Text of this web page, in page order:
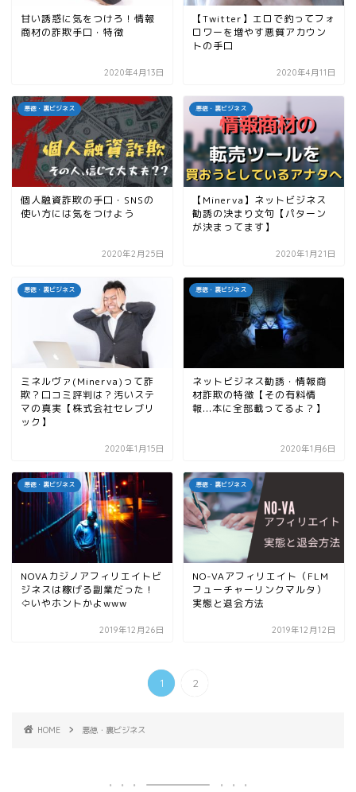
甘い誘惑に気をつけろ！情報
商材の詐欺手口・特徴
2020年4月13日
【Twitter】エロで釣ってフォ
ロワーを増やす悪質アカウン
トの手口
2020年4月11日
悪徳・裏ビジネス
個人融資詐欺の手口・SNSの
使い方には気をつけよう
2020年2月25日
悪徳・裏ビジネス
【Minerva】ネットビジネス
勧誘の決まり文句【パターン
が決まってます】
2020年1月21日
悪徳・裏ビジネス
ミネルヴァ(Minerva)って詐
欺？口コミ評判は？汚いステ
マの真実【株式会社セレブリ
ック】
2020年1月15日
悪徳・裏ビジネス
ネットビジネス勧誘・情報商
材詐欺の特徴【その有料情
報...本に全部載ってるよ？】
2020年1月6日
悪徳・裏ビジネス
NOVAカジノアフィリエイトビ
ジネスは稼げる副業だった！
⇦いやホントかよwww
2019年12月26日
悪徳・裏ビジネス
NO-VAアフィリエイト（FLM
フューチャーリンクマルタ）
実態と退会方法
2019年12月12日
1 2
HOME 悪徳・裏ビジネス